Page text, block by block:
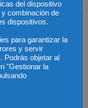
del dispositivo
combinación de
dispositivos.
para garantizar la
y servir
Podrás objetar al
"Gestionar la